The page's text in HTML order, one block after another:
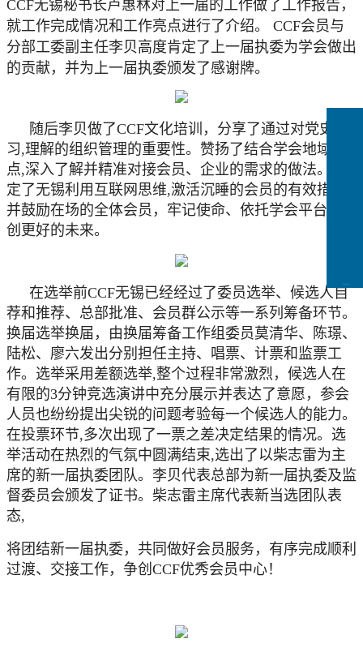
CCF无锡秘书长卢惠林对上一届的工作做了工作报告，
就工作完成情况和工作亮点进行了介绍。
CCF会员与
分部工委副主任李贝高度肯定了上一届执委为学会做出
的贡献，并为上一届执委颁发了感谢牌。
随后李贝做了CCF文化培训，分享了通过对党史学
习,理解的组织管理的重要性。赞扬了结合学会地域特
点,深入了解并精准对接会员、企业的需求的做法。肯
定了无锡利用互联网思维,激活沉睡的会员的有效措施,
并鼓励在场的全体会员，牢记使命、依托学会平台，共
创更好的未来。
在选举前CCF无锡已经经过了委员选举、候选人自
荐和推荐、总部批准、会员群公示等一系列筹备环节。
换届选举换届，由换届筹备工作组委员莫清华、陈璟、
陆松、廖六发出分别担任主持、唱票、计票和监票工
作。选举采用差额选举,整个过程非常激烈，候选人在
有限的3分钟竞选演讲中充分展示并表达了意愿，参会
人员也纷纷提出尖锐的问题考验每一个候选人的能力。
在投票环节,多次出现了一票之差决定结果的情况。选
举活动在热烈的气氛中圆满结束,选出了以柴志雷为主
席的新一届执委团队。李贝代表总部为新一届执委及监
督委员会颁发了证书。柴志雷主席代表新当选团队表
态,
将团结新一届执委，共同做好会员服务，有序完成顺利
过渡、交接工作，争创 CCF优秀会员中心！